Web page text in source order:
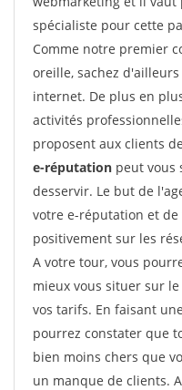
spécialiste pour cette
Comme notre premier
oreille, sachez
internet. De plus en
activités
proposent aux clients de
e-réputation peut vous
desservir. Le but de
votre e-réputation et
positivement sur les
A votre tour, vous
mieux vous situer sur
vos tarifs. En faisant
pourrez constater que
bien moins chers que
un manque de clients.